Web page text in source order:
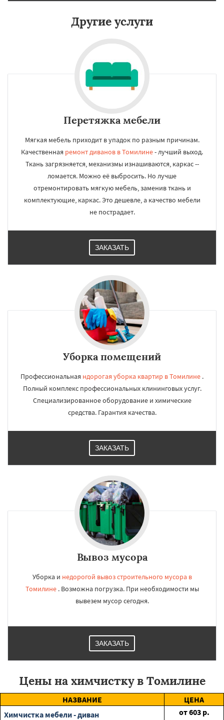
×
Удельная
Фряново Хорлово
Шаховская
Другие услуги
Перетяжка мебели
Мягкая мебель приходит в упадок по разным причинам.
Качественная ремонт диванов в Томилине- лучший выход.
Ткань загрязняется, механизмы изнашиваются, каркас --
ломается. Можно её выбросить. Но лучше
отремонтировать мягкую мебель, заменив ткань и
комплектующие, каркас. Это дешевле, а качество мебели
не пострадает.
ЗАКАЗАТЬ
Уборка помещений
Профессиональная ндорогая уборка квартир в Томилине .
Полный комплекс профессиональных клининговых услуг.
Специализированное оборудование и химические
средства. Гарантия качества.
ЗАКАЗАТЬ
Вывоз мусора
Уборка и недорогой вывоз строительного мусора в
Томилине. Возможна погрузка. При необходимости мы
вывезем мусор сегодня.
ЗАКАЗАТЬ
Цены на химчистку в Томилине
НАЗВАНИЕ
ЦЕНА
Химчистка мебели - диван
от603 р.
УЗНАТЬ ПОДРОБНЕЕ ×
Даю согласие на обработку персональных данных